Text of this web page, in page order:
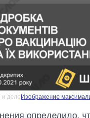
и дело Изображение
определило,